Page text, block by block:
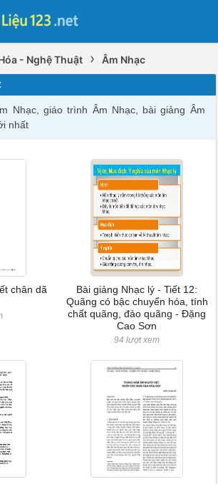
- Nghệ Thuật › Âm Nhạc
Nhạc, giáo trình Âm Nhạc, bài giảng Âm
nhất
chân dã
Bài giảng Nhạc lý - Tiết 12:
Quãng có bậc chuyển hóa, tính
chất quãng, đảo quãng - Đặng
Cao Sơn
94 lượt xem